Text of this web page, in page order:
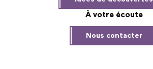
À votre écoute
Nous contacter